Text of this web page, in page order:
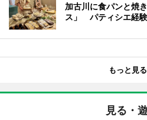
加古川に食パンと焼
ス」 パティシエ経
もっと見る
見る・